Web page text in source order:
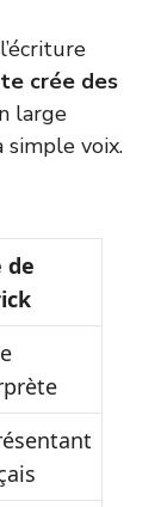
crée des
large
simple voix.
de